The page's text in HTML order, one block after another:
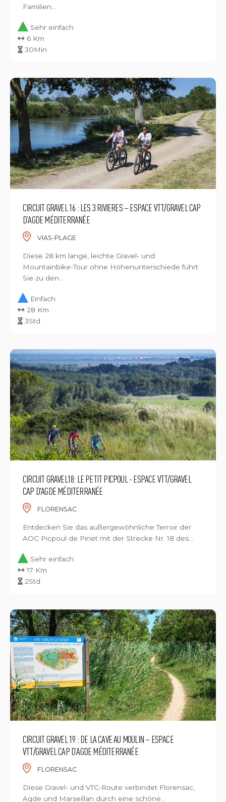
Familien...
Sehr einfach
6 Km
30Min
CIRCUIT GRAVEL 16 : LES 3 RIVIERES – ESPACE VTT/GRAVEL CAP
D’AGDE MÉDITERRANÉE
VIAS-PLAGE
Diese 28 km lange, leichte Gravel- und
Mountainbike-Tour ohne Höhenunterschiede führt
Sie zu den...
Einfach
28 Km
3Std
CIRCUIT GRAVEL18: LE PETIT PICPOUL - ESPACE VTT/GRAVEL
CAP D'AGDE MÉDITERRANÉE
FLORENSAC
Entdecken Sie das außergewöhnliche Terroir der
AOC Picpoul de Pinet mit der Strecke Nr. 18 des...
Sehr einfach
17 Km
2Std
CIRCUIT GRAVEL 19 : DE LA CAVE AU MOULIN – ESPACE
VTT/GRAVEL CAP D’AGDE MÉDITERRANÉE
FLORENSAC
Diese Gravel- und VTC-Route verbindet Florensac,
Agde und Marseillan durch eine schöne...